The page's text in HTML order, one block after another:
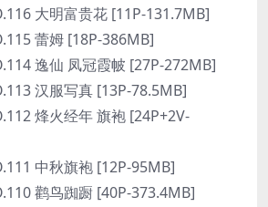
大明富贵花 [11P-131.7MB]
蕾姆 [18P-386MB]
逸仙 凤冠霞帔 [27P-272MB]
汉服写真 [13P-78.5MB]
烽火经年 旗袍 [24P+2V-
中秋旗袍 [12P-95MB]
鹳鸟踟蹰 [40P-373.4MB]